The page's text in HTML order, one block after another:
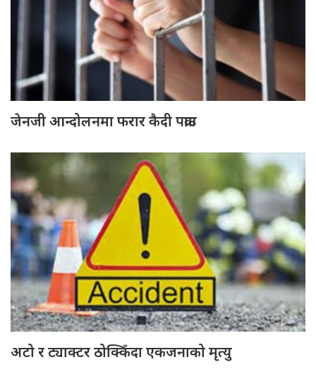
जेनजी आन्दोलनमा फरार कैदी पक्राउ
अटो र ट्याक्टर ठोक्किँदा एकजनाको मृत्यु